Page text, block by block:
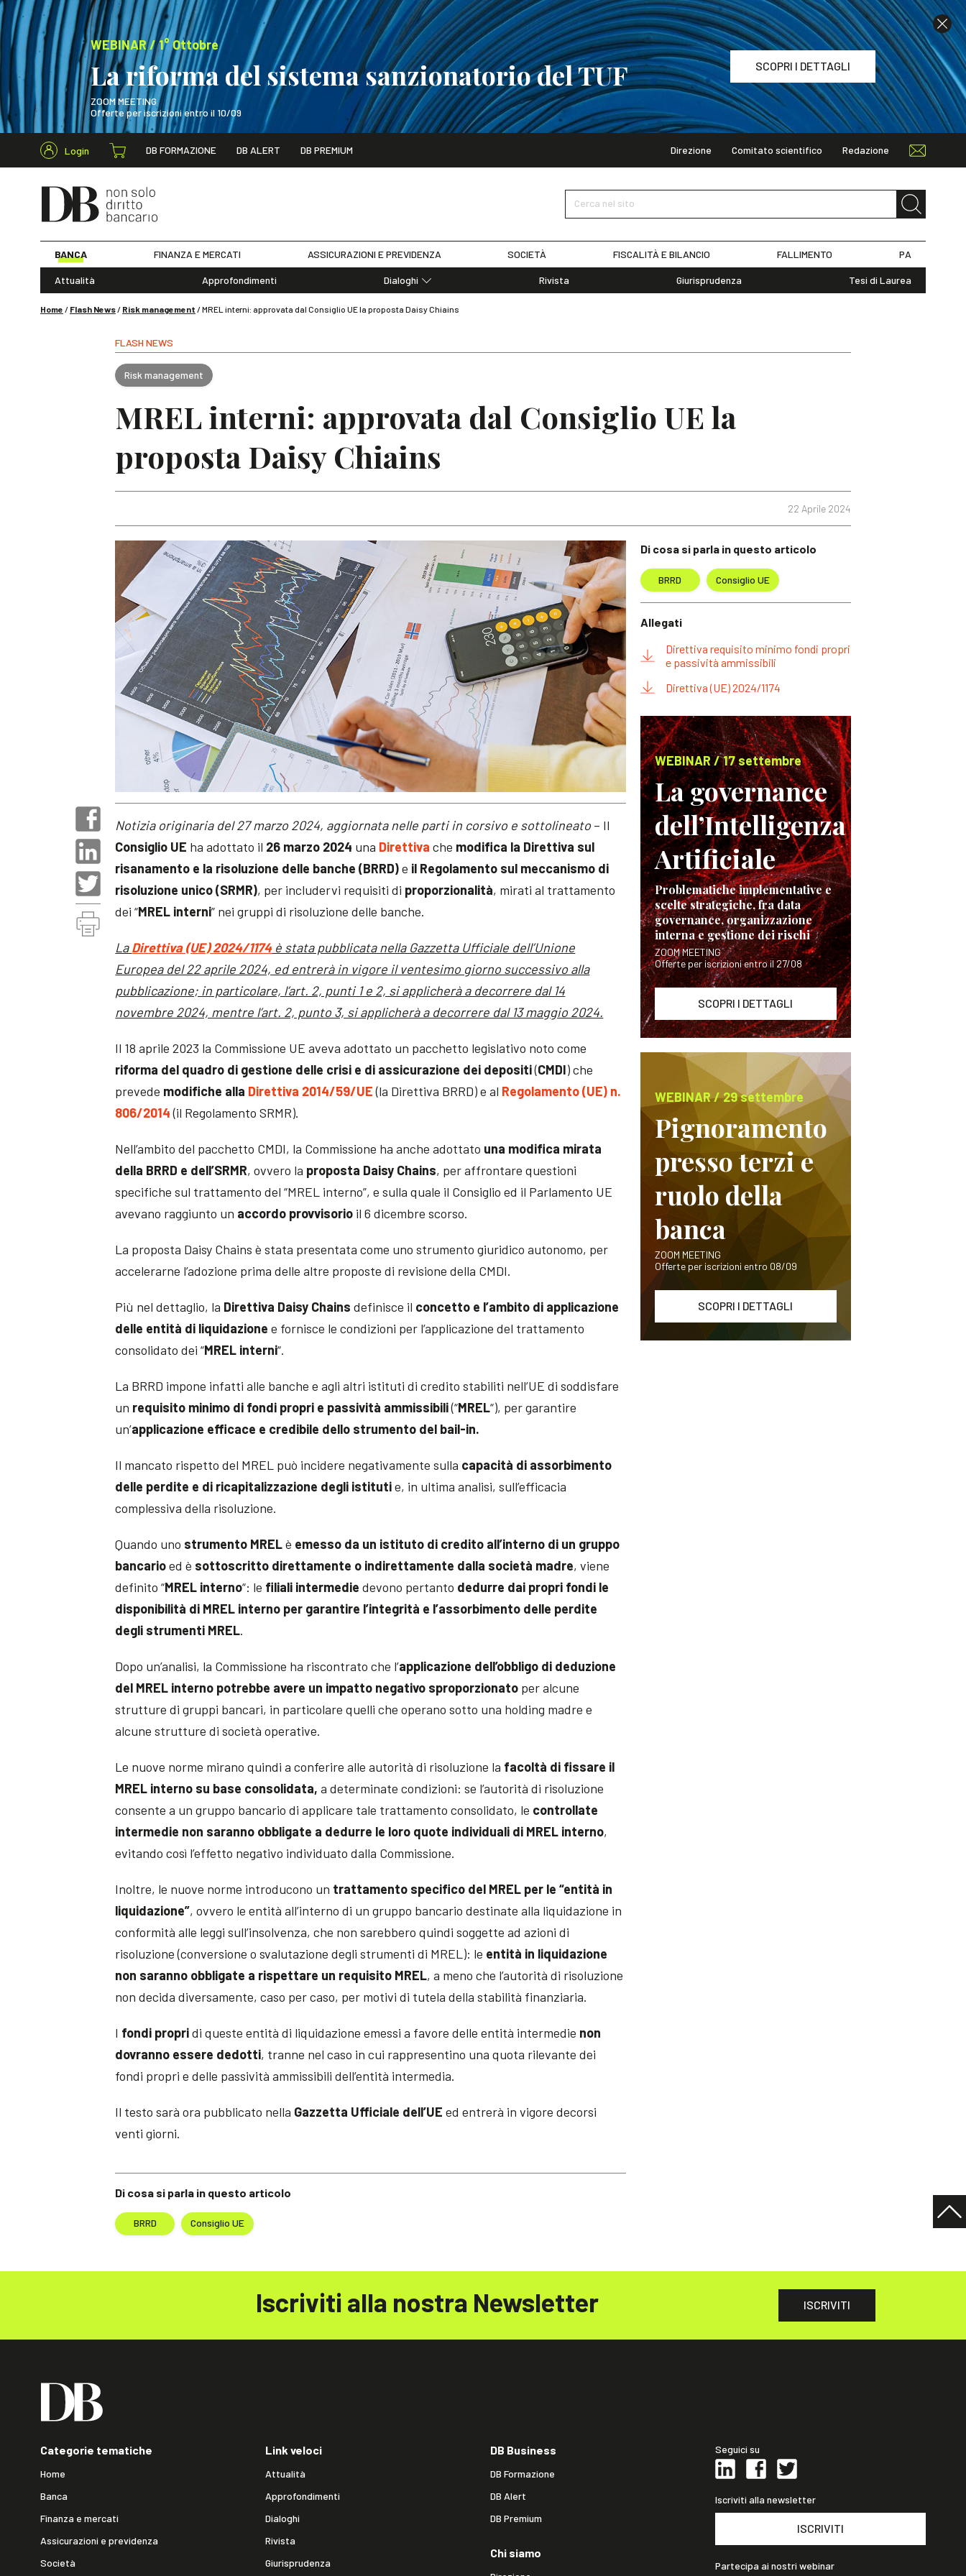
WEBINAR / 1° Ottobre
La riforma del sistema sanzionatorio del TUF
ZOOM MEETING
Offerte per iscrizioni entro il 10/09
SCOPRI I DETTAGLI
WEBINAR / 1° Ottobre
Login DB FORMAZIONE DB ALERT DB PREMIUM Direzione Comitato scientifico Redazione
Cerca nel sito
BANCA FINANZA E MERCATI ASSICURAZIONI E PREVIDENZA SOCIETÀ FISCALITÀ E BILANCIO FALLIMENTO PA
Attualità Approfondimenti
Dialoghi
Rivista Giurisprudenza Tesi di Laurea
Home / Flash News/ Risk management /MREL interni: approvata dal Consiglio UE la proposta Daisy Chiains
FLASH NEWS
Risk management
MREL interni: approvata dal Consiglio UE la
proposta Daisy Chiains
22 Aprile 2024
Di cosa si parla in questo articolo
BRRD Consiglio UE
Notizia originaria del 27 marzo 2024, aggiornata nelle parti in corsivo e sottolineato – Il
Consiglio UE ha adottato il 26 marzo 2024 una Direttiva che modifica la Direttiva sul
risanamento e la risoluzione delle banche (BRRD)e il Regolamento sul meccanismo di
risoluzione unico (SRMR), per includervi requisiti di proporzionalità, mirati al trattamento
dei “MREL interni” nei gruppi di risoluzione delle banche.
LaDirettiva (UE) 2024/1174è stata pubblicata nella Gazzetta Ufficiale dell’Unione
Europea del 22 aprile 2024, ed entrerà in vigore il ventesimo giorno successivo alla
pubblicazione; in particolare, l’art. 2, punti 1 e 2, si applicherà a decorrere dal 14
novembre 2024, mentre l’art. 2, punto 3, si applicherà a decorrere dal 13 maggio 2024.
Il 18 aprile 2023 la Commissione UE aveva adottato un pacchetto legislativo noto come
riforma del quadro di gestione delle crisi e di assicurazione dei depositi(CMDI) che
prevede modifiche alla Direttiva 2014/59/UE(la Direttiva BRRD) e al Regolamento (UE) n.
806/2014(il Regolamento SRMR).
Nell’ambito del pacchetto CMDI, la Commissione ha anche adottato una modifica mirata
della BRRD e dell’SRMR, ovvero la proposta Daisy Chains, per affrontare questioni
specifiche sul trattamento del “MREL interno”, e sulla quale il Consiglio ed il Parlamento UE
avevano raggiunto un accordo provvisorio il 6 dicembre scorso.
La proposta Daisy Chains è stata presentata come uno strumento giuridico autonomo, per
accelerarne l’adozione prima delle altre proposte di revisione della CMDI.
Più nel dettaglio, la Direttiva Daisy Chains definisce il concetto e l’ambito di applicazione
delle entità di liquidazione e fornisce le condizioni per l’applicazione del trattamento
consolidato dei “MREL interni“.
La BRRD impone infatti alle banche e agli altri istituti di credito stabiliti nell’UE di soddisfare
un requisito minimo di fondi propri e passività ammissibili(“MREL“), per garantire
un’applicazione efficace e credibile dello strumento del bail-in.
Il mancato rispetto del MREL può incidere negativamente sulla capacità di assorbimento
delle perdite e di ricapitalizzazione degli istitutie, in ultima analisi, sull’efficacia
complessiva della risoluzione.
Quando uno strumento MRELè emesso da un istituto di credito all’interno di un gruppo
bancarioed è sottoscritto direttamente o indirettamente dalla società madre, viene
definito “MREL interno“: le filiali intermedie devono pertanto dedurre dai propri fondi le
disponibilità di MREL interno per garantire l’integrità e l’assorbimento delle perdite
degli strumenti MREL.
Dopo un’analisi, la Commissione ha riscontrato che l’applicazione dell’obbligo di deduzione
del MREL interno potrebbe avere un impatto negativo sproporzionato per alcune
strutture di gruppi bancari, in particolare quelli che operano sotto una holding madre e
alcune strutture di società operative.
Le nuove norme mirano quindi a conferire alle autorità di risoluzione la facoltà di fissare il
MREL interno su base consolidata, a determinate condizioni: se l’autorità di risoluzione
consente a un gruppo bancario di applicare tale trattamento consolidato, le controllate
intermedie non saranno obbligate a dedurre le loro quote individuali di MREL interno,
evitando così l’effetto negativo individuato dalla Commissione.
Inoltre, le nuove norme introducono un trattamento specifico del MREL per le “entità in
liquidazione”, ovvero le entità all’interno di un gruppo bancario destinate alla liquidazione in
conformità alle leggi sull’insolvenza, che non sarebbero quindi soggette ad azioni di
risoluzione (conversione o svalutazione degli strumenti di MREL): le entità in liquidazione
non saranno obbligate a rispettare un requisito MREL, a meno che l’autorità di risoluzione
non decida diversamente, caso per caso, per motivi di tutela della stabilità finanziaria.
I fondi propridi queste entità di liquidazione emessi a favore delle entità intermedie non
dovranno essere dedotti, tranne nel caso in cui rappresentino una quota rilevante dei
fondi propri e delle passività ammissibili dell’entità intermedia.
Il testo sarà ora pubblicato nella Gazzetta Ufficiale dell’UE ed entrerà in vigore decorsi
venti giorni.
Di cosa si parla in questo articolo
BRRD Consiglio UE
Allegati
Direttiva requisito minimo fondi propri
e passività ammissibili
Direttiva (UE) 2024/1174
WEBINAR / 17 settembre
La governance
dell’Intelligenza
Artificiale
Problematiche implementative e
scelte strategiche, fra data
governance, organizzazione
interna e gestione dei rischi
ZOOM MEETING
Offerte per iscrizioni entro il 27/08
SCOPRI I DETTAGLI
WEBINAR / 29 settembre
Pignoramento
presso terzi e
ruolo della
banca
ZOOM MEETING
Offerte per iscrizioni entro 08/09
SCOPRI I DETTAGLI
Iscriviti alla nostra Newsletter ISCRIVITI
Categorie tematiche
Home
Banca
Finanza e mercati
Assicurazioni e previdenza
Società
Link veloci
Attualità
Approfondimenti
Dialoghi
Rivista
Giurisprudenza
DB Business
DB Formazione
DB Alert
DB Premium
Chi siamo
Seguici su
Iscriviti alla newsletter
ISCRIVITI
Partecipa ai nostri webinar